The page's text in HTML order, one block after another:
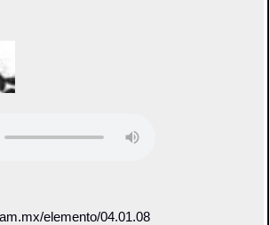
elemento/04.01.08